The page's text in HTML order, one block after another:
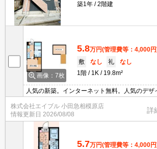
築1年
2階建
画像：7枚
5.8万円(管理費等：4,000
敷
なし 礼
なし
1階
1K 19.8m²
人気の新築。インターネット無料。人気のデザ
手数料家賃の0.55ヵ月分。便利な宅配BOX。
雨戸はシャッター式。浴室換気乾燥式。現地待
内可能。
株式会社エイブル 小田急相模原店
情報更新日 2026/08/08
詳
5.7万円(管理費等：4,000